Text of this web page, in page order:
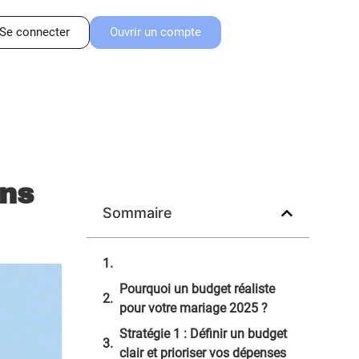
Se connecter Ouvrir un compte
Sommaire
Pourquoi un budget réaliste
pour votre mariage 2025 ?
Stratégie 1 : Définir un budget
clair et prioriser vos dépenses